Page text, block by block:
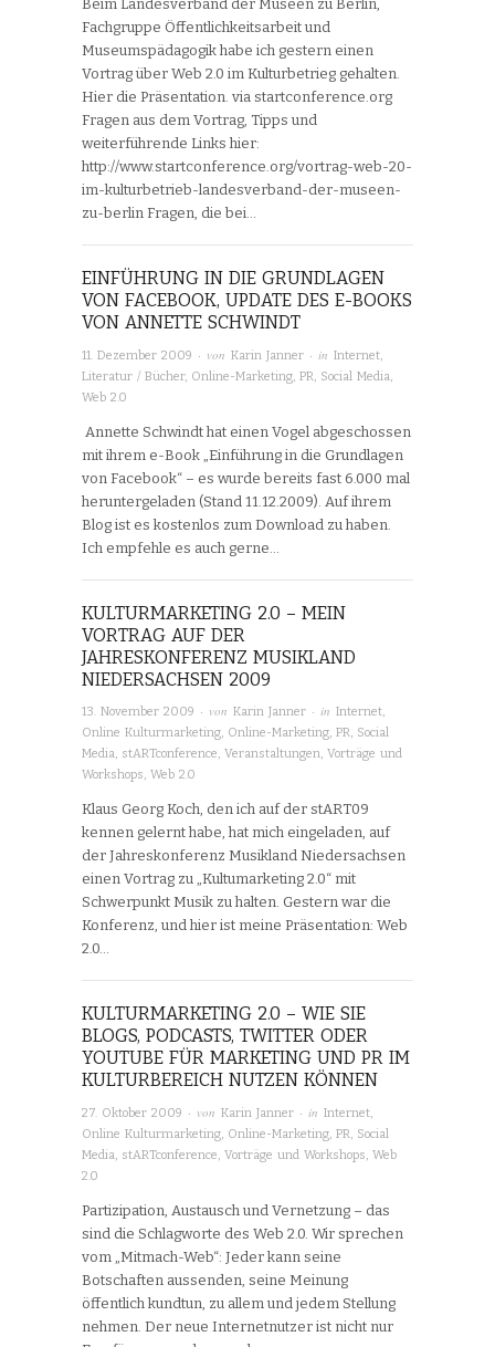
Beim Landesverband der Museen zu Berlin,
Fachgruppe Öffentlichkeitsarbeit und
Museumspädagogik habe ich gestern einen
Vortrag über Web 2.0 im Kulturbetrieg gehalten.
Hier die Präsentation. via startconference.org
Fragen aus dem Vortrag, Tipps und
weiterführende Links hier:
http://www.startconference.org/vortrag-web-20-
im-kulturbetrieb-landesverband-der-museen-
zu-berlin Fragen, die bei…
EINFÜHRUNG IN DIE GRUNDLAGEN
VON FACEBOOK, UPDATE DES E-BOOKS
VON ANNETTE SCHWINDT
11. Dezember 2009 · von Karin Janner · in Internet
Literatur / Bücher, Online-Marketing PR Social Media
Web 2.0
Annette Schwindt hat einen Vogel abgeschossen
mit ihrem e-Book „Einführung in die Grundlagen
von Facebook“ – es wurde bereits fast 6.000 mal
heruntergeladen (Stand 11.12.2009). Auf ihrem
Blog ist es kostenlos zum Download zu haben.
Ich empfehle es auch gerne…
KULTURMARKETING 2.0 – MEIN
VORTRAG AUF DER
JAHRESKONFERENZ MUSIKLAND
NIEDERSACHSEN 2009
13. November 2009 · von Karin Janner · in Internet,
Online Kulturmarketing, Online-Marketing, PR, Social
Media, stARTconference, Veranstaltungen, Vorträge und
Workshops, Web 2.0
Klaus Georg Koch, den ich auf der stART09
kennen gelernt habe, hat mich eingeladen, auf
der Jahreskonferenz Musikland Niedersachsen
einen Vortrag zu „Kultumarketing 2.0“ mit
Schwerpunkt Musik zu halten. Gestern war die
Konferenz, und hier ist meine Präsentation: Web
2.0…
KULTURMARKETING 2.0 – WIE SIE
BLOGS, PODCASTS, TWITTER ODER
YOUTUBE FÜR MARKETING UND PR IM
KULTURBEREICH NUTZEN KÖNNEN
27. Oktober 2009 · von Karin Janner · in Internet,
Online Kulturmarketing, Online-Marketing, PR, Social
Media, stARTconference, Vorträge und Workshops, Web
2.0
Partizipation, Austausch und Vernetzung – das
sind die Schlagworte des Web 2.0. Wir sprechen
vom „Mitmach-Web“: Jeder kann seine
Botschaften aussenden, seine Meinung
öffentlich kundtun, zu allem und jedem Stellung
nehmen. Der neue Internetnutzer ist nicht nur